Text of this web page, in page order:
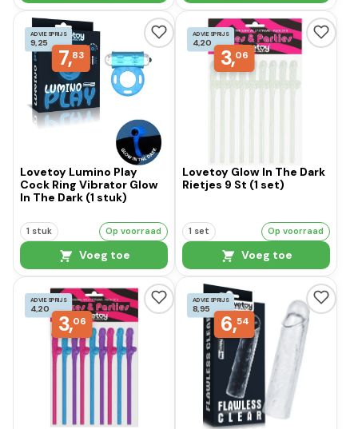
ADVIESPRIJS
9,25
7,83
Lovetoy Lumino Play
Cock Ring Vibrator Glow
In The Dark (1 stuk)
1 stuk Op voorraad
Voeg toe
ADVIESPRIJS
4,20
3,06
Lovetoy Glow In The Dark
Rietjes 9 St (1 set)
1 set Op voorraad
Voeg toe
ADVIESPRIJS
4,20
3,06
ADVIESPRIJS
8,95
6,54